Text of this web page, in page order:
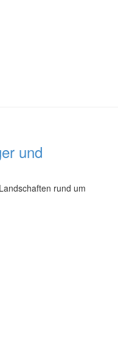
und
rund um